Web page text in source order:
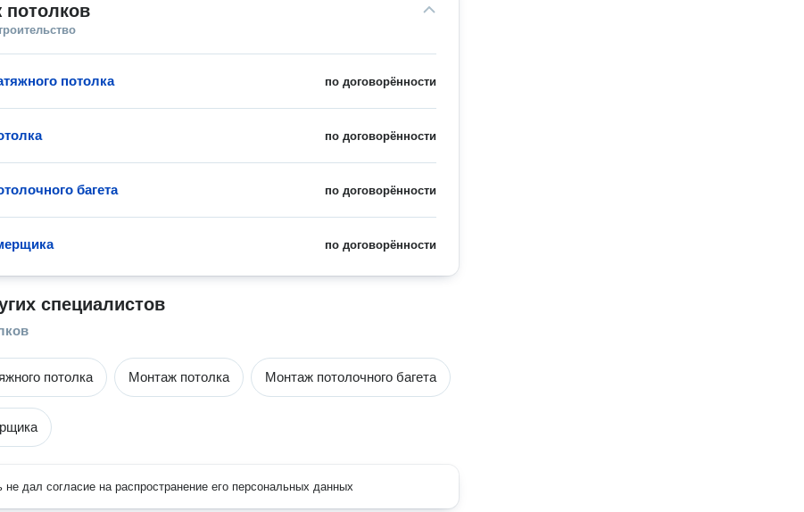
по договорённости
потолка
по договорённости
по договорённости
багета
по договорённости
специалистов
потолка Монтаж потолка Монтаж потолочного багета
не дал согласие на распространение его персональных данных